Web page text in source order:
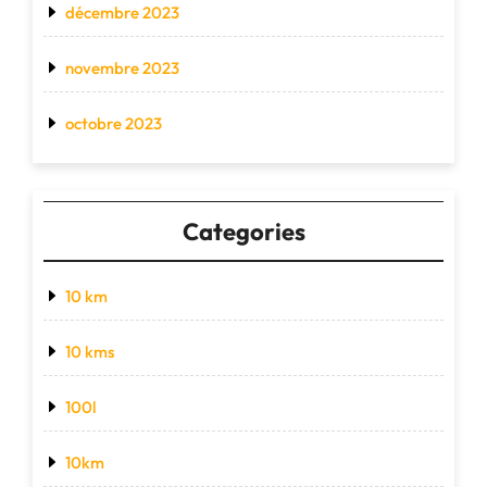
décembre 2023
novembre 2023
octobre 2023
Categories
10 km
10 kms
100l
10km